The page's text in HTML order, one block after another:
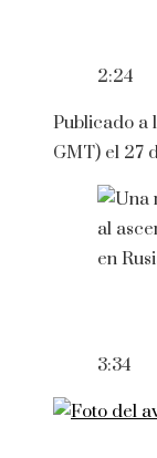
2:24
Publicado a
GMT) el 27
3:34